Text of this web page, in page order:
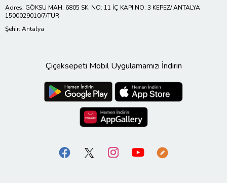
Adres: GÖKSU MAH. 6805 SK. NO: 11 İÇ KAPI NO: 3 KEPEZ/ ANTALYA
1500029010/7/TUR
Şehir: Antalya
Çiçeksepeti Mobil Uygulamamızı İndirin